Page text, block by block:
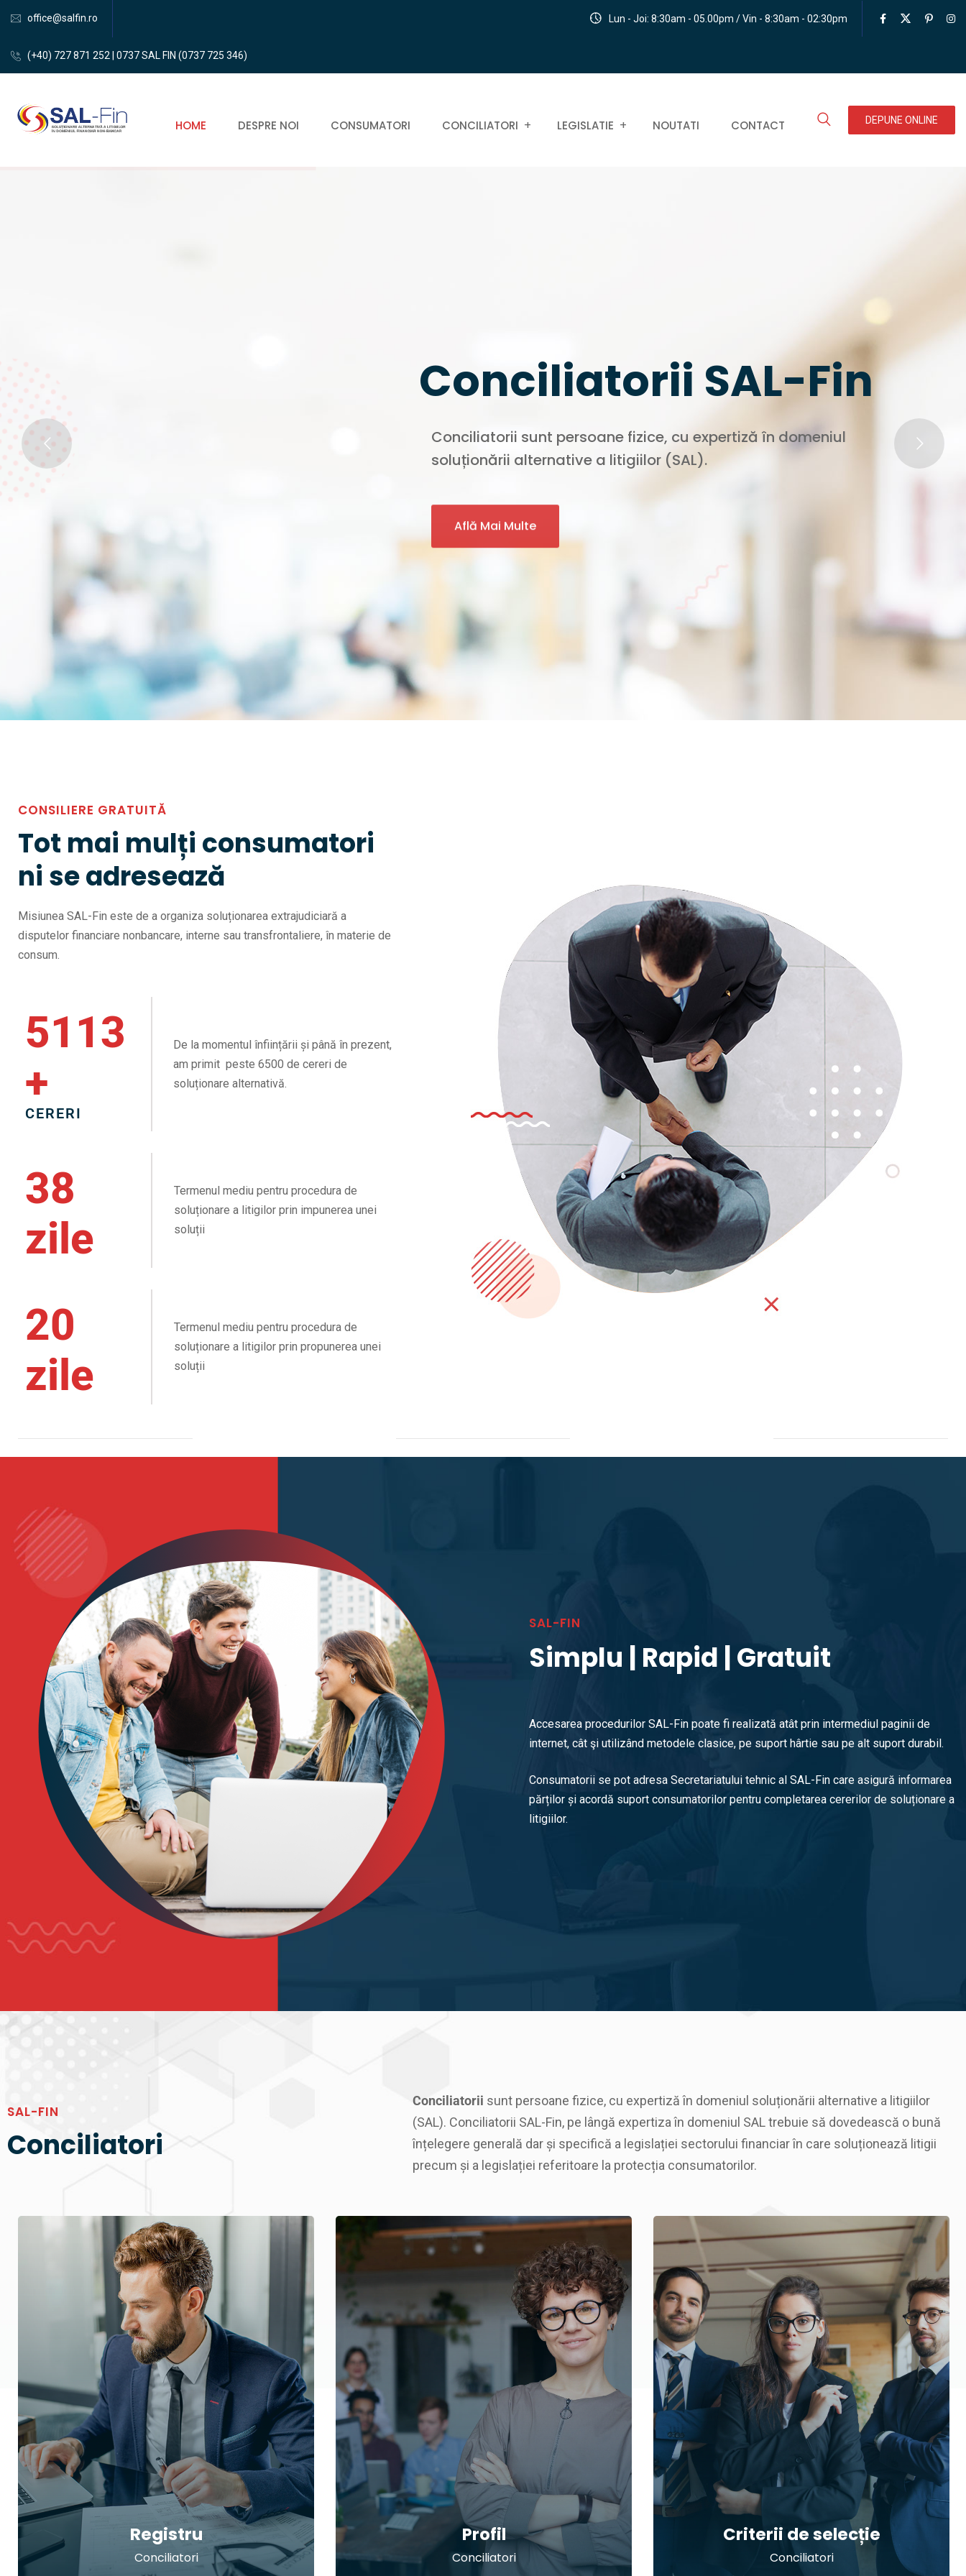
office@salfin.ro
(+40) 727 871 252 | 0737 SAL FIN (0737 725 346)
Lun - Joi: 8:30am - 05.00pm / Vin - 8:30am - 02:30pm
HOME DESPRE NOI CONSUMATORI CONCILIATORI LEGISLATIE NOUTATI CONTACT DEPUNE ONLINE
Conciliatorii SAL-Fin
Află Mai Multe
Conciliatorii sunt persoane fizice, cu expertiză în domeniul
soluționării alternative a litigiilor (SAL).
CONSILIERE GRATUITĂ
Tot mai mulți consumatori
ni se adresează
Misiunea SAL-Fin este de a organiza soluționarea extrajudiciară a
disputelor financiare nonbancare, interne sau transfrontaliere, în materie de
consum.
6500
+
CERERI
De la momentul înființării și până în prezent,
am primit peste 6500 de cereri de
soluționare alternativă.
51
zile
Termenul mediu pentru procedura de
soluționare a litigilor prin impunerea unei
soluții
30
zile
Termenul mediu pentru procedura de
soluționare a litigilor prin propunerea unei
soluții
SAL-FIN
Simplu | Rapid | Gratuit
Accesarea procedurilor SAL-Fin poate fi realizată atât prin intermediul paginii de
internet, cât şi utilizând metodele clasice, pe suport hârtie sau pe alt suport durabil.
Consumatorii se pot adresa Secretariatului tehnic al SAL-Fin care asigură informarea
părților și acordă suport consumatorilor pentru completarea cererilor de soluționare a
litigiilor.
SAL-FIN
Conciliatori
Conciliatorii sunt persoane fizice, cu expertiză în domeniul soluționării alternative a litigiilor
(SAL). Conciliatorii SAL-Fin, pe lângă expertiza în domeniul SAL trebuie să dovedească o bună
înțelegere generală dar și specifică a legislației sectorului financiar în care soluționează litigii
precum și a legislației referitoare la protecția consumatorilor.
Registru
Conciliatori
Profil
Conciliatori
Criterii de selecție
Conciliatori